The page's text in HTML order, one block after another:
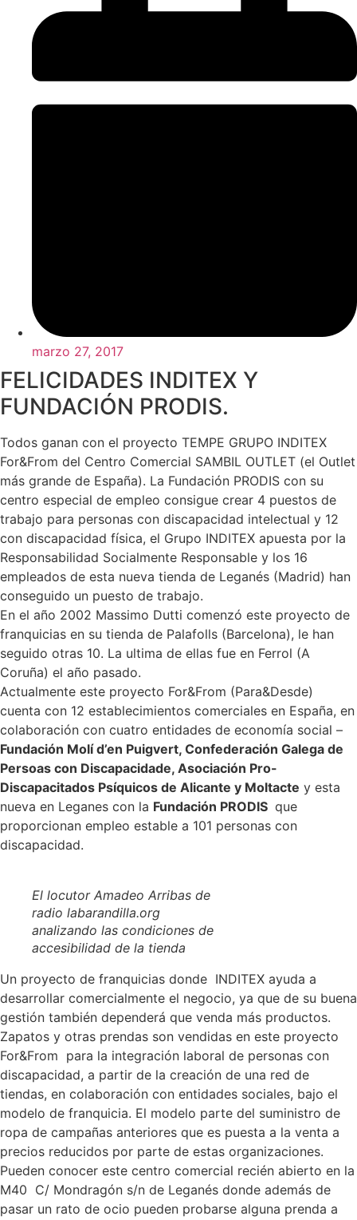
marzo 27, 2017
FELICIDADES INDITEX Y
FUNDACIÓN PRODIS.
Todos ganan con el proyecto TEMPE GRUPO INDITEX
For&From del Centro Comercial SAMBIL OUTLET (el Outlet
más grande de España). La Fundación PRODIS con su
centro especial de empleo consigue crear 4 puestos de
trabajo para personas con discapacidad intelectual y 12
con discapacidad física, el Grupo INDITEX apuesta por la
Responsabilidad Socialmente Responsable y los 16
empleados de esta nueva tienda de Leganés (Madrid) han
conseguido un puesto de trabajo.
En el año 2002 Massimo Dutti comenzó este proyecto de
franquicias en su tienda de Palafolls (Barcelona), le han
seguido otras 10. La ultima de ellas fue en Ferrol (A
Coruña) el año pasado.
Actualmente este proyecto For&From (Para&Desde)
cuenta con 12 establecimientos comerciales en España, en
colaboración con cuatro entidades de economía social –
Fundación Molí d’en Puigvert, Confederación Galega de
Persoas con Discapacidade, Asociación Pro-
Discapacitados Psíquicos de Alicante y Moltacte y esta
nueva en Leganes con la Fundación PRODIS que
proporcionan empleo estable a 101 personas con
discapacidad.
El locutor Amadeo Arribas de
radio labarandilla.org
analizando las condiciones de
accesibilidad de la tienda
Un proyecto de franquicias donde INDITEX ayuda a
desarrollar comercialmente el negocio, ya que de su buena
gestión también dependerá que venda más productos.
Zapatos y otras prendas son vendidas en este proyecto
For&From para la integración laboral de personas con
discapacidad, a partir de la creación de una red de
tiendas, en colaboración con entidades sociales, bajo el
modelo de franquicia. El modelo parte del suministro de
ropa de campañas anteriores que es puesta a la venta a
precios reducidos por parte de estas organizaciones.
Pueden conocer este centro comercial recién abierto en la
M40 C/ Mondragón s/n de Leganés donde además de
pasar un rato de ocio pueden probarse alguna prenda a